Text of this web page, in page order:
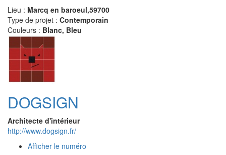
Lieu : Marcq en baroeul,59700
Type de projet : Contemporain
Couleurs : Blanc, Bleu
DOGSIGN
Architecte d'intérieur
http://www.dogsign.fr/
Afficher le numéro